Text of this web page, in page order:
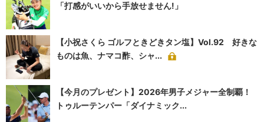
「打感がいいから手放せません!」
【小祝さくら ゴルフときどきタン塩】Vol.92 好きな
ものは魚、ナマコ酢、シャ...
【今月のプレゼント】2026年男子メジャー全制覇！
トゥルーテンパー「ダイナミック...